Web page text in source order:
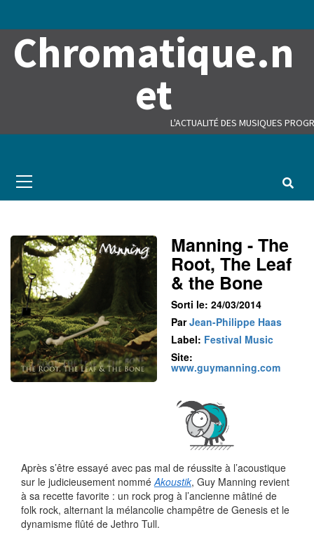
Chromatique.n
et
L'ACTUALITÉ DES MUSIQUES
Menu
Manning - The
Root, The Leaf
& the Bone
Sorti le: 24/03/2014
ParJean-Philippe Haas
Label: Festival Music
Site:
www.guymanning.com
Après s’être essayé avec pas mal de réussite à l’acoustique
sur le judicieusement nomméAkoustik, Guy Manning revient
à sa recette favorite : un rock prog à l’ancienne mâtiné de
folk rock, alternant la mélancolie champêtre de Genesis et le
dynamisme flûté de Jethro Tull.